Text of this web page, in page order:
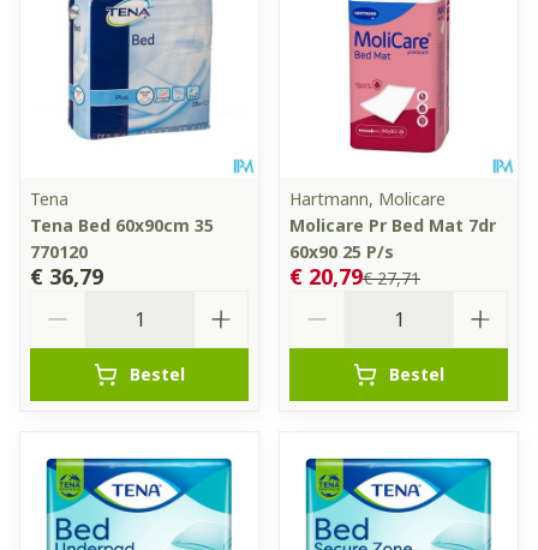
Tena
Tena Bed 60x90cm 35
770120
€ 36,79
Bestel
Hartmann, Molicare
Molicare Pr Bed Mat 7dr
60x90 25 P/s
€ 27,71
€ 20,79
Bestel